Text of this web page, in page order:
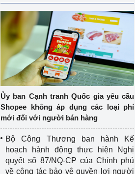
Ủy ban Cạnh tranh Quốc gia yêu cầu
Shopee không áp dụng các loại phí
mới đối với người bán hàng
Bộ Công Thương ban hành Kế
hoạch hành động thực hiện Nghị
quyết số 87/NQ-CP của Chính phủ
về công tác bảo vệ quyền lợi người